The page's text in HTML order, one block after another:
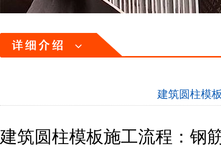
建筑圆柱模
建筑圆柱模板施工流程：钢